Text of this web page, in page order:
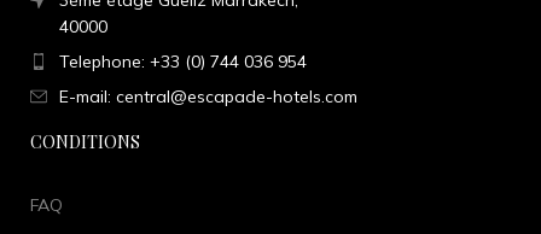
40000
Telephone: +33 (0) 744 036 954
E-mail: central@escapade-hotels.com
CONDITIONS
FAQ